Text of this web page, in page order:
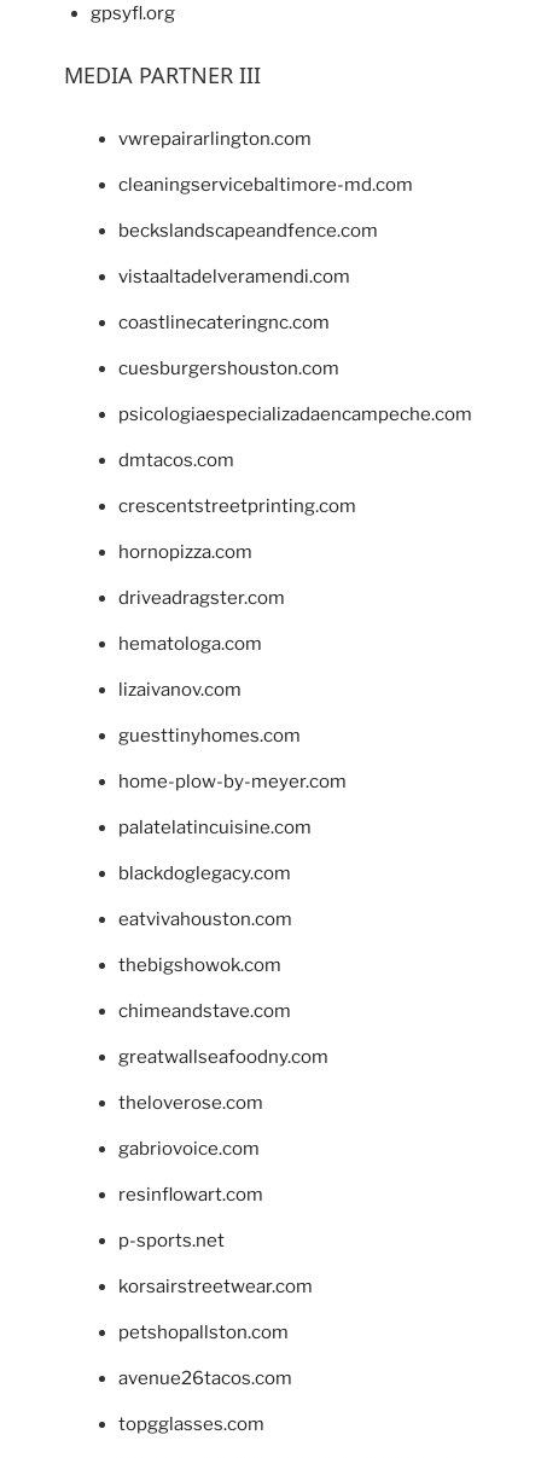
gpsyfl.org
MEDIA PARTNER III
vwrepairarlington.com
cleaningservicebaltimore-md.com
beckslandscapeandfence.com
vistaaltadelveramendi.com
coastlinecateringnc.com
cuesburgershouston.com
psicologiaespecializadaencampeche.com
dmtacos.com
crescentstreetprinting.com
hornopizza.com
driveadragster.com
hematologa.com
lizaivanov.com
guesttinyhomes.com
home-plow-by-meyer.com
palatelatincuisine.com
blackdoglegacy.com
eatvivahouston.com
thebigshowok.com
chimeandstave.com
greatwallseafoodny.com
theloverose.com
gabriovoice.com
resinflowart.com
p-sports.net
korsairstreetwear.com
petshopallston.com
avenue26tacos.com
topgglasses.com